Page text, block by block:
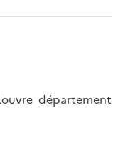
département